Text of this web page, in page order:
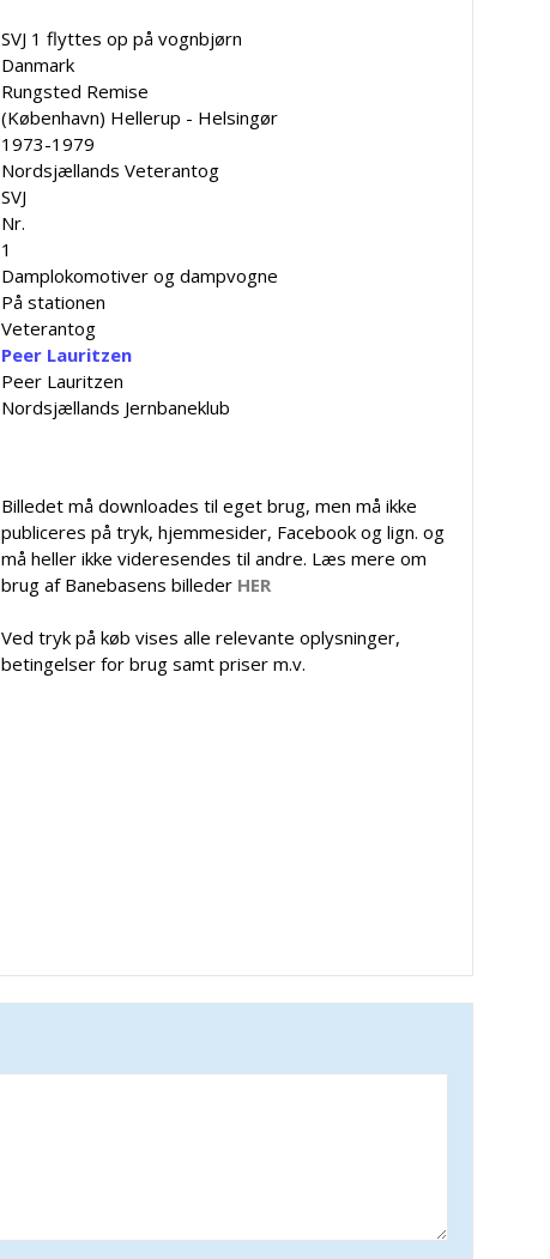
SVJ 1 flyttes op på vognbjørn
Danmark
Rungsted Remise
(København) Hellerup - Helsingør
1973-1979
Nordsjællands Veterantog
SVJ
Nr.
1
Damplokomotiver og dampvogne
På stationen
Veterantog
Peer Lauritzen
Peer Lauritzen
Nordsjællands Jernbaneklub
Billedet må downloades til eget brug, men må ikke
publiceres på tryk, hjemmesider, Facebook og lign. og
må heller ikke videresendes til andre. Læs mere om
brug af Banebasens billeder HER
Ved tryk på køb vises alle relevante oplysninger,
betingelser for brug samt priser m.v.